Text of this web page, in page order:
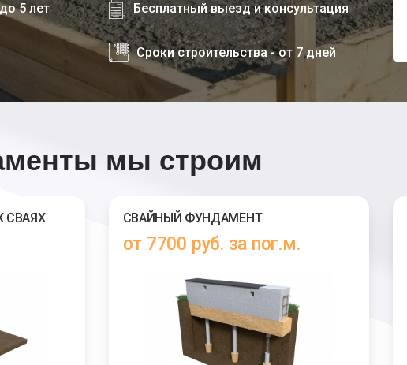
5 лет Бесплатный выезд и консультация
Сроки строительства - от 7 дней
мы строим
СВАЯХ СВАЙНЫЙ ФУНДАМЕНТ
от 7700 руб. за пог.м.